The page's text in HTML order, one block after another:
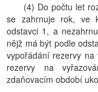
(4) Do počtu let
se zahrnuje rok, ve
odstavci 1, a
nějž má být podle
vypořádání rezervy
rezervy na
zdaňovacím období